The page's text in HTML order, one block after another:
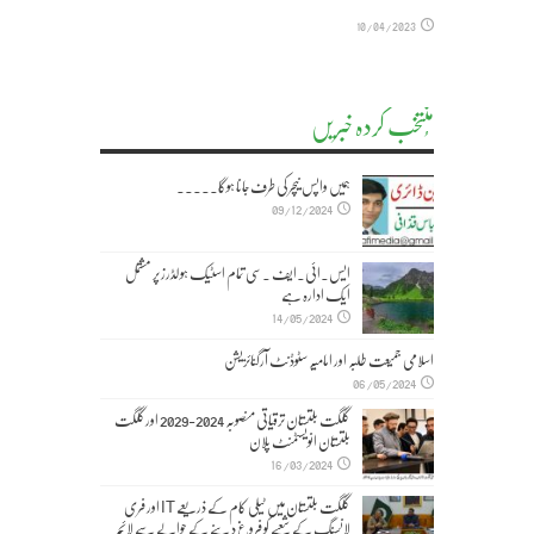
10/04/2023
مُنتخب کردہ خبریں
ہمیں واپس نیچر کی طرف جانا ہوگا۔۔۔۔۔
09/12/2024
ایس۔ائی۔ایف ۔سی تمام اسٹیک ہولڈرز پر مشتمل
ایک ادارہ ہے
14/05/2024
اسلامی جمیعت طلبہ اور امامیہ سٹوڈنٹ آرگنائزیشن
06/05/2024
گلگت بلتستان ترقیاتی منصوبہ 2024-2029 اورگلگت
بلتستان انویسٹمنٹ پلان
16/03/2024
گلگت بلتستان میں ٹیلی کام کے ذریعے IT اور فری